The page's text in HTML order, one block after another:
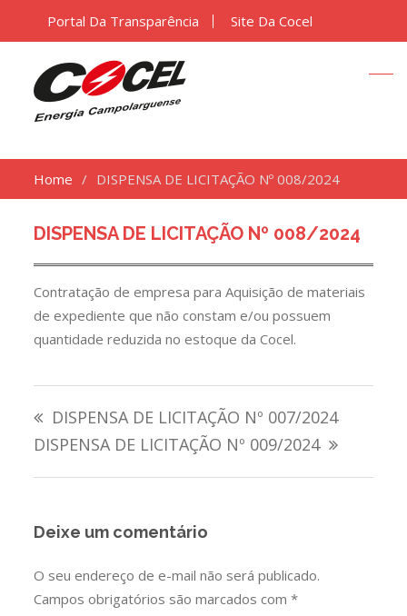
Portal Da Transparência Site Da Cocel
Home DISPENSA DE LICITAÇÃO Nº 008/2024
DISPENSA DE LICITAÇÃO Nº 008/2024
Contratação de empresa para Aquisição de materiais
de expediente que não constam e/ou possuem
quantidade reduzida no estoque da Cocel.
DISPENSA DE LICITAÇÃO Nº 007/2024
DISPENSA DE LICITAÇÃO Nº 009/2024
Deixe um comentário
O seu endereço de e-mail não será publicado.
Campos obrigatórios são marcados com*